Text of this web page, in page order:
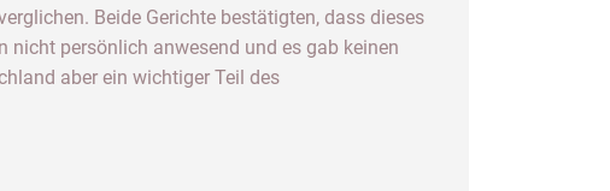
Beide Gerichte bestätigten, dass dieses
nicht persönlich anwesend und es gab keinen
aber ein wichtiger Teil des